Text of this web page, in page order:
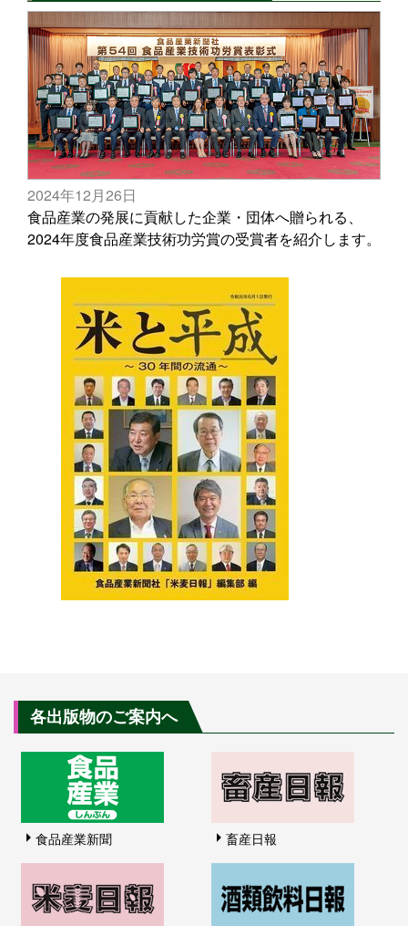
2024年12月26日
食品産業の発展に貢献した企業・団体へ贈られる、
2024年度食品産業技術功労賞の受賞者を紹介します。
各出版物のご案内へ
食品産業新聞 畜産日報